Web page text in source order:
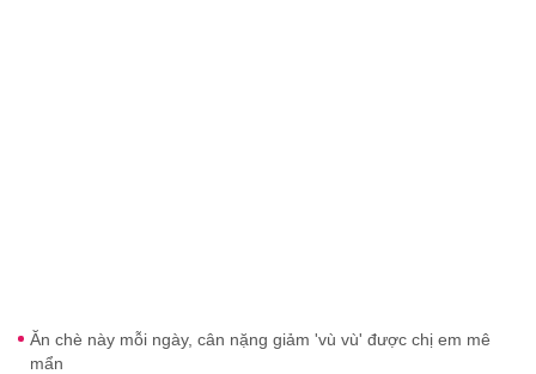
Ăn chè này mỗi ngày, cân nặng giảm 'vù vù' được chị em mê
mẩn